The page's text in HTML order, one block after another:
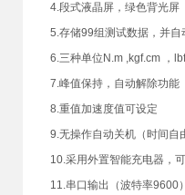
4.段式液晶屏，绿色背光屏
5.存储99组测试数据，并
6.三种单位N.m ,kgf.cm ，
7.峰值保持，自动解除功能
8.重值加速度值可设定
9.无操作自动关机（时间自
10.采用外置智能充电器，
11.串口输出（波特率9600